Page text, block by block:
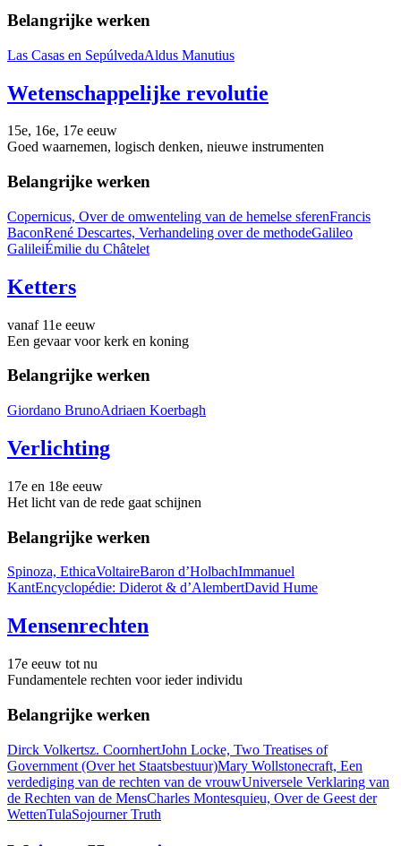
Belangrijke werken
Las Casas en SepúlvedaAldus Manutius
Wetenschappelijke revolutie
15e, 16e, 17e eeuw
Goed waarnemen, logisch denken, nieuwe instrumenten
Belangrijke werken
Copernicus, Over de omwenteling van de hemelse sferenFrancis
BaconRené Descartes, Verhandeling over de methodeGalileo
GalileiÉmilie du Châtelet
Ketters
vanaf 11e eeuw
Een gevaar voor kerk en koning
Belangrijke werken
Giordano BrunoAdriaen Koerbagh
Verlichting
17e en 18e eeuw
Het licht van de rede gaat schijnen
Belangrijke werken
Spinoza, EthicaVoltaireBaron d’HolbachImmanuel
KantEncyclopédie: Diderot & d’AlembertDavid Hume
Mensenrechten
17e eeuw tot nu
Fundamentele rechten voor ieder individu
Belangrijke werken
Dirck Volkertsz. CoornhertJohn Locke, Two Treatises of
Government (Over het Staatsbestuur)Mary Wollstonecraft, Een
verdediging van de rechten van de vrouwUniversele Verklaring van
de Rechten van de MensCharles Montesquieu, Over de Geest der
WettenTulaSojourner Truth